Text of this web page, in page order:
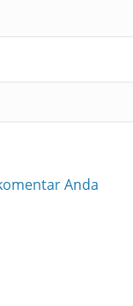
Anda